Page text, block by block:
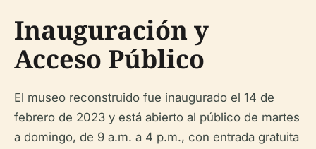
Inauguración y
Acceso Público
El museo reconstruido fue inaugurado el 14 de
febrero de 2023 y está abierto al público de martes
a domingo, de 9 a.m. a 4 p.m., con entrada gratuita